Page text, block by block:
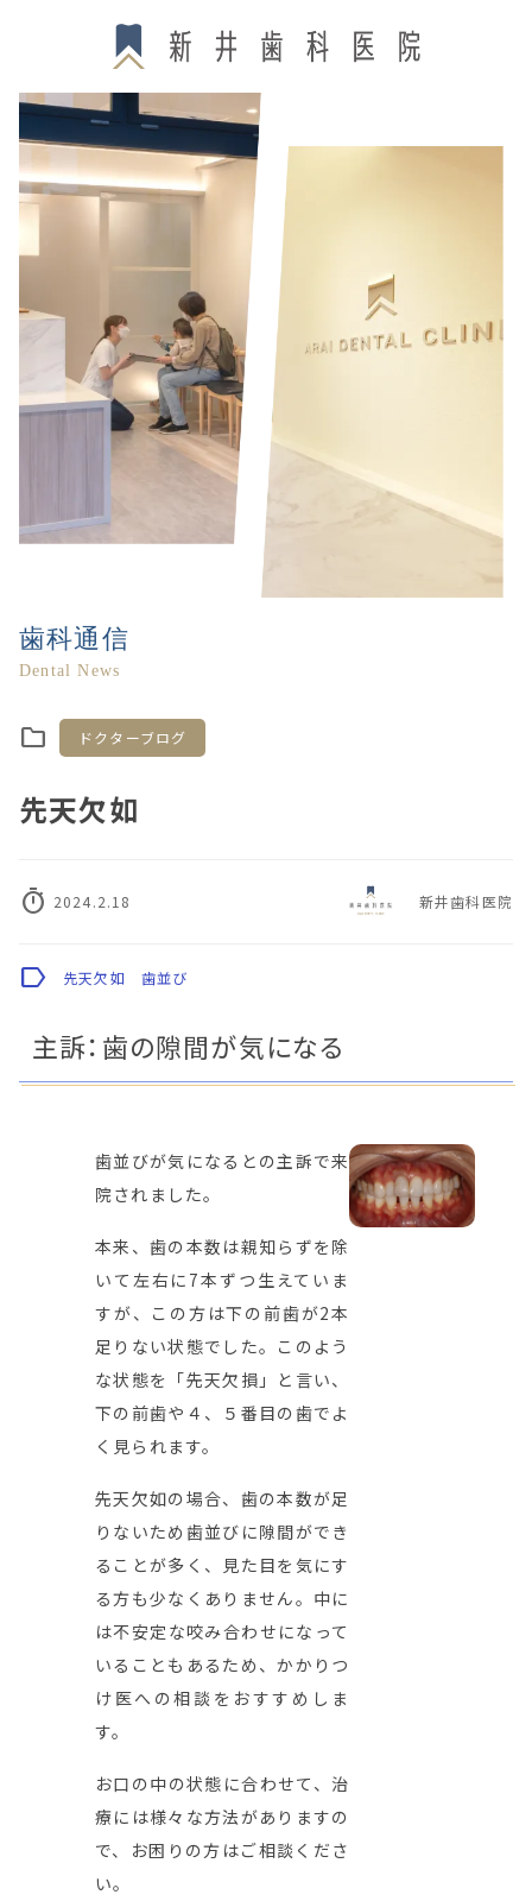
歯科通信
Dental News
folder ドクターブログ
先天欠如
timer 2024.2.18 新井歯科医院
label 先天欠如 歯並び
主訴：歯の隙間が気になる
歯並びが気になるとの主訴で来
院されました。
本来、歯の本数は親知らずを除
いて左右に7本ずつ生えていま
すが、この方は下の前歯が2本
足りない状態でした。このよう
な状態を「先天欠損」と言い、
下の前歯や４、５番目の歯でよ
く見られます。
先天欠如の場合、歯の本数が足
りないため歯並びに隙間ができ
ることが多く、見た目を気にす
る方も少なくありません。中に
は不安定な咬み合わせになって
いることもあるため、かかりつ
け医への相談をおすすめしま
す。
お口の中の状態に合わせて、治
療には様々な方法がありますの
で、お困りの方はご相談くださ
い。